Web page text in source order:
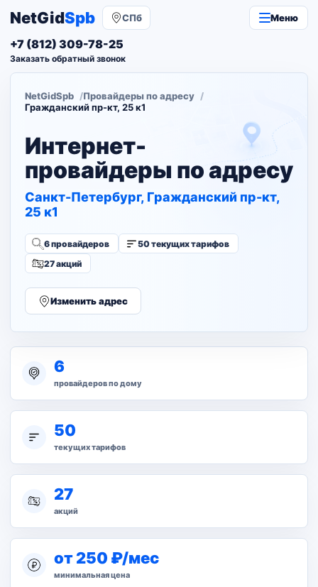
NetGidSpb СПб Меню
+7 (812) 309-78-25
Заказать обратный звонок
NetGidSpb
Провайдеры по адресу
Гражданский пр-кт, 25 к1
Интернет-
провайдеры по адресу
Санкт-Петербург, Гражданский пр-кт,
25 к1
6 провайдеров
50 текущих тарифов
27 акций
Изменить адрес
6
провайдеров по дому
50
текущих тарифов
27
акций
от 250 ₽/мес
минимальная цена